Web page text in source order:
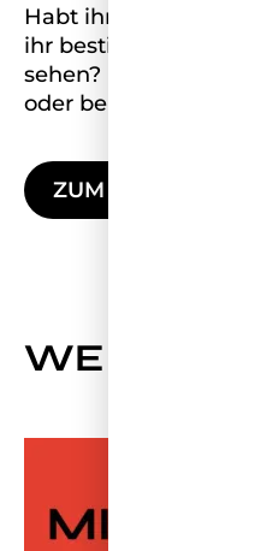
Habt ihr Fragen zu
ihr bestimmte
sehen? Dann
oder bei Instagram
ZUM INSTAGRAM
WEITERE